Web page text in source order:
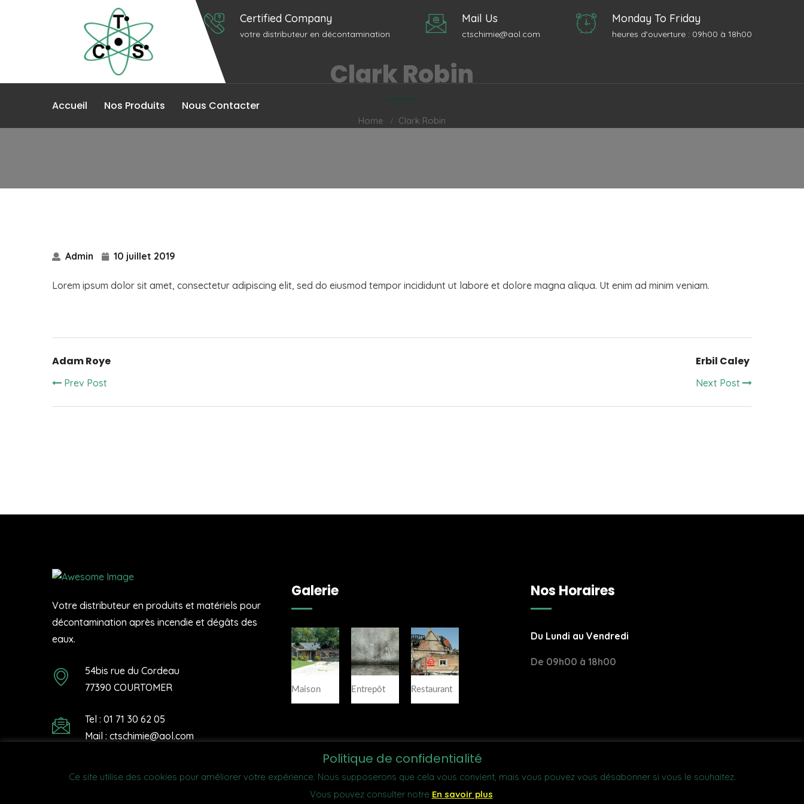
Certified Company
votre distributeur en décontamination
Mail Us
ctschimie@aol.com
Monday To Friday
heures d'ouverture : 09h00 à 18h00
Accueil Nos Produits Nous Contacter
Clark Robin
Home Clark Robin
Admin 10 juillet 2019
Lorem ipsum dolor sit amet, consectetur adipiscing elit, sed do eiusmod tempor incididunt ut labore et dolore magna aliqua. Ut enim ad minim veniam.
Adam Roye
Prev Post
Erbil Caley
Next Post
Votre distributeur en produits et matériels pour
décontamination après incendie et dégâts des
eaux.
54bis rue du Cordeau
77390 COURTOMER
Tel : 01 71 30 62 05
Mail : ctschimie@aol.com
Galerie
Maison Entrepôt Restaurant
Nos Horaires
Du Lundi au Vendredi
De 09h00 à 18h00
Politique de confidentialité
Ce site utilise des cookies pour améliorer votre expérience. Nous supposerons que cela vous convient, mais vous pouvez vous désabonner si vous le souhaitez.
Vous pouvez consulter notre En savoir plus.